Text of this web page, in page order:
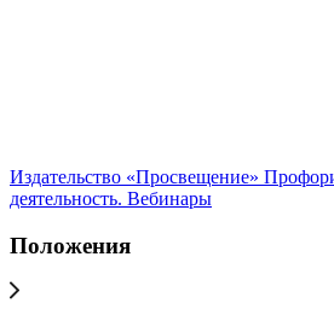
Издательство «Просвещение»
деятельность. Вебинары
Положения